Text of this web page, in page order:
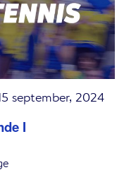
I
september, 2024